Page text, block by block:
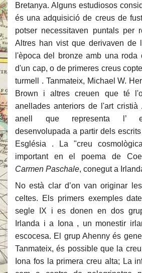
Bretanya. Alguns estudiosos
és una adquisició de creus de
potser necessitaven puntals per
Altres han vist que derivaven de
l'època del bronze amb una
d'un cap, o de primeres creus
turmell . Tanmateix, Michael W.
Brown i altres creuen que té
anellades anteriors de l'art cristià
anell que representa l’
desenvolupada a partir dels
Església . La "creu
important en el poema de
Carmen Paschale, conegut a
No està clar d’on van originar
celtes. Els primers exemples
segle IX i es donen en dos
Irlanda i a Iona , un monestir
escocesa. El grup Ahenny és
Tanmateix, és possible que la
Iona fos la primera creu alta; La